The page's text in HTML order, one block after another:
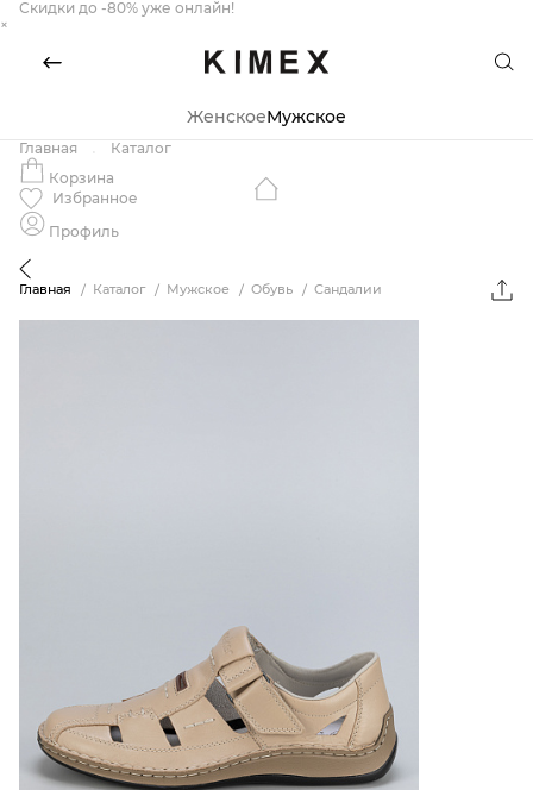
Скидки до -80% уже онлайн!
×
ЖенскоеМужское
Главная
Каталог
Корзина
Избранное
Профиль
Главная Каталог Мужское Обувь Сандалии